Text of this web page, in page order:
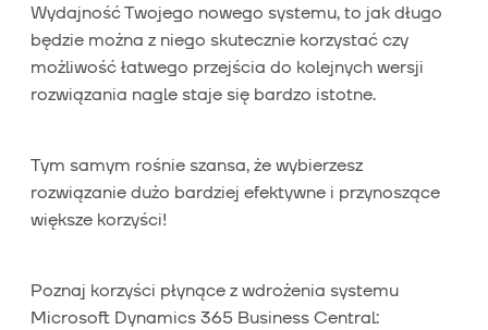
Wydajność Twojego nowego systemu, to jak długo
będzie można z niego skutecznie korzystać czy
możliwość łatwego przejścia do kolejnych wersji
rozwiązania nagle staje się bardzo istotne.
Tym samym rośnie szansa, że wybierzesz
rozwiązanie dużo bardziej efektywne i przynoszące
większe korzyści!
Poznaj korzyści płynące z wdrożenia systemu
Microsoft Dynamics 365 Business Central: